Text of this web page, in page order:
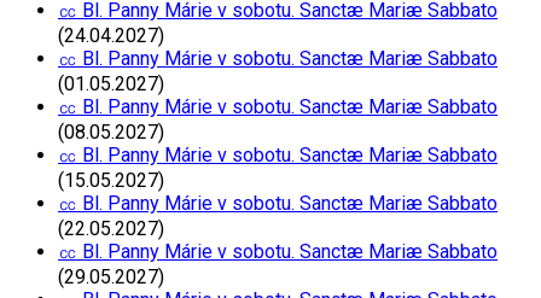
㏄ Bl. Panny Márie v sobotu. Sanctæ Mariæ Sabbato
(24.04.2027)
㏄ Bl. Panny Márie v sobotu. Sanctæ Mariæ Sabbato
(01.05.2027)
㏄ Bl. Panny Márie v sobotu. Sanctæ Mariæ Sabbato
(08.05.2027)
㏄ Bl. Panny Márie v sobotu. Sanctæ Mariæ Sabbato
(15.05.2027)
㏄ Bl. Panny Márie v sobotu. Sanctæ Mariæ Sabbato
(22.05.2027)
㏄ Bl. Panny Márie v sobotu. Sanctæ Mariæ Sabbato
(29.05.2027)